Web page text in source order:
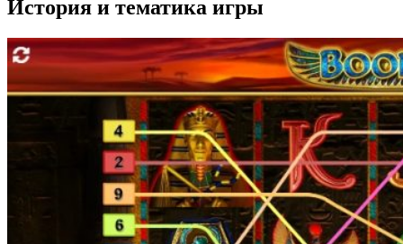
История и тематика игры